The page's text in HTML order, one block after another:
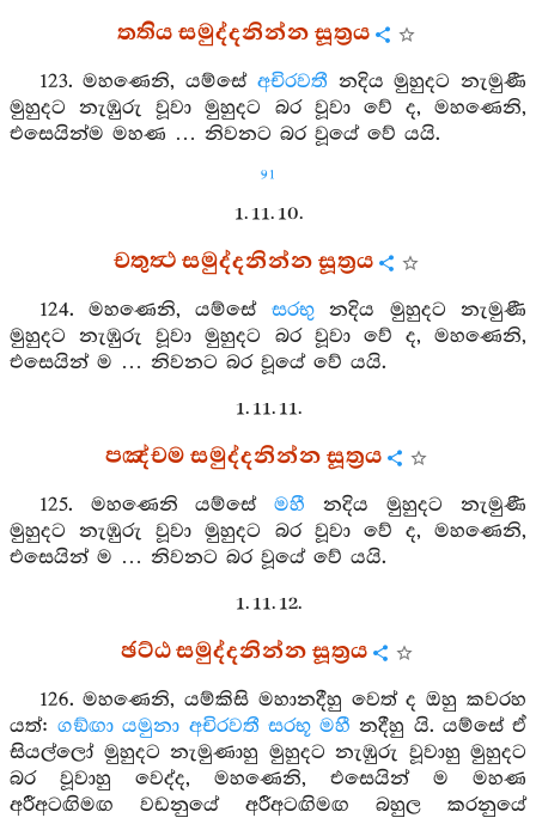
තතිය සමුද්දනින්න සූත්‍රය
123. මහණෙනි, යම්සේ අචිරවතී නදිය මුහුදට නැමුණී
මුහුදට නැඹුරු වූවා මුහුදට බර වූවා වේ ද, මහණෙනි,
එසෙයින්ම මහණ … නිවනට බර වූයේ වේ යයි.
91
1. 11. 10.
චතුත්‍ථ සමුද්දනින්න සූත්‍රය
124. මහණෙනි, යම්සේ සරභුනදිය මුහුදට නැමුණී
මුහුදට නැඹුරු වූවා මුහුදට බර වූවා වේ ද, මහණෙනි,
එසෙයින් ම … නිවනට බර වූයේ වේ යයි.
1. 11. 11.
පඤ්චම සමුද්දනින්න සූත්‍රය
125. මහණෙනි යම්සේමහී නදිය මුහුදට නැමුණී
මුහුදට නැඹුරු වූවා මුහුදට බර වූවා වේ ද, මහණෙනි,
එසෙයින් ම … නිවනට බර වූයේ වේ යයි.
1. 11. 12.
ඡට්ඨ සමුද්දනින්න සූත්‍රය
126. මහණෙනි, යම්කිසි මහානදීහු වෙත් ද ඔහු කවරහ
යත්:ගඞ්ඟා යමුනා අචිරවතී සරභූ මහී නදීහු යි. යම්සේ ඒ
සියල්ලෝ මුහුදට නැමුණාහු මුහුදට නැඹුරු වූවාහු මුහුදට
බර වූවාහු වෙද්ද, මහණෙනි, එසෙයින් ම මහණ
අරීඅටඟිමඟ වඩනුයේ අරීඅටඟිමඟ බහුල කරනුයේ